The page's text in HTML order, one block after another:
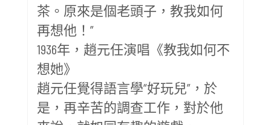
茶。原來是個老頭子，教我如何
再想他！”
1936年，趙元任演唱《教我如何不
想她》
趙元任覺得語言學“好玩兒”，於
是，再辛苦的調查工作，對於他